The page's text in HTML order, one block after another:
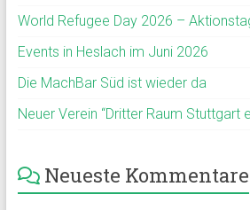
World Refugee Day 2026 –
Events in Heslach im Juni 2026
Die MachBar Süd ist wieder da
Neuer Verein “Dritter Raum Stuttgart
Neueste Kommentare